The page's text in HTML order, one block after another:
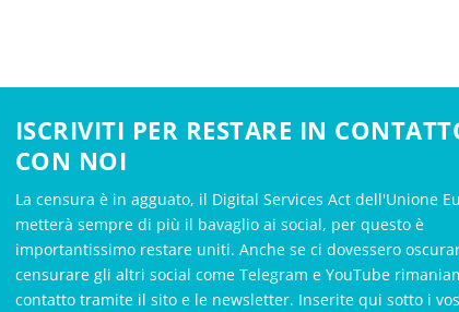
ISCRIVITI PER RESTARE IN
CON NOI
La censura è in agguato, il Digital Services Act dell'Unione
metterà sempre di più il bavaglio ai social, per questo è
importantissimo restare uniti. Anche se ci dovessero
censurare gli altri social come Telegram e YouTube
contatto tramite il sito e le newsletter. Inserite qui sotto i